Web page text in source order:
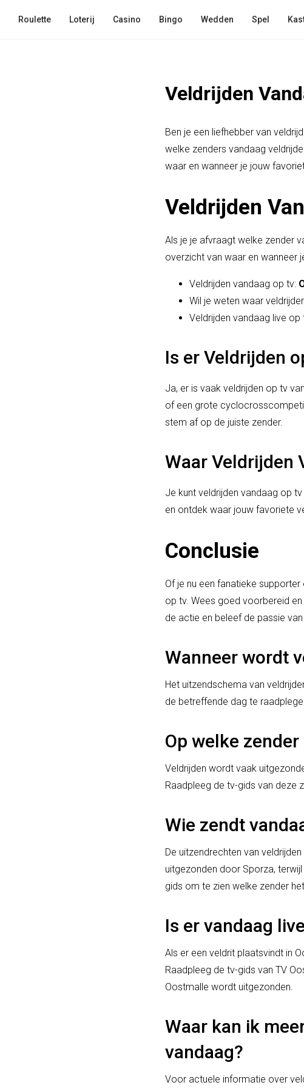
Roulette Loterij Casino Bingo Wedden Spel
Veldrijden
Ben je een liefhebber van
welke zenders vandaag
waar en wanneer je jouw
Veldrijden
Als je je afvraagt welke zender
overzicht van waar en wanneer
Veldrijden vandaag op tv:
Wil je weten waar
Veldrijden vandaag live op
Is er Veldrijden
Ja, er is vaak veldrijden op tv
of een grote
stem af op de juiste zender.
Waar Veldrijden
Je kunt veldrijden vandaag op
en ontdek waar jouw favoriete
Conclusie
Of je nu een fanatieke
op tv. Wees goed voorbereid
de actie en beleef de passie
Wanneer wordt
Het uitzendschema van
de betreffende dag te
Op welke
Veldrijden wordt vaak
Raadpleeg de tv-gids van deze
Wie zendt
De uitzendrechten van
uitgezonden door Sporza,
gids om te zien welke zender
Is er vandaag
Als er een veldrit plaatsvindt in
Raadpleeg de tv-gids van TV
Oostmalle wordt uitgezonden.
Waar kan ik
vandaag?
Voor actuele informatie over